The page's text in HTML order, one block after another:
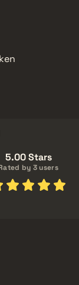
5.00 Stars
by 3 users